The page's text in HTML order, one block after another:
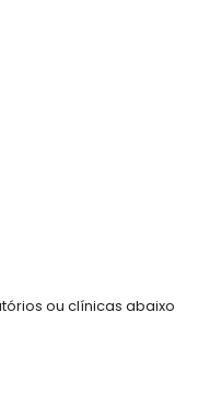
ou clínicas abaixo